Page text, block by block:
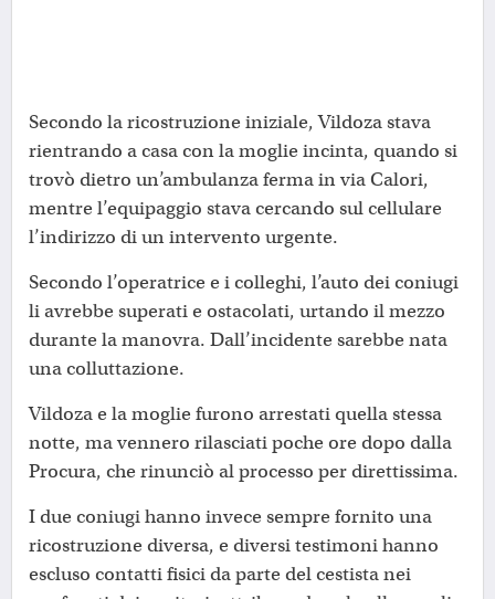
Secondo la ricostruzione iniziale, Vildoza stava
rientrando a casa con la moglie incinta, quando si
trovò dietro un’ambulanza ferma in via Calori,
mentre l’equipaggio stava cercando sul cellulare
l’indirizzo di un intervento urgente.
Secondo l’operatrice e i colleghi, l’auto dei coniugi
li avrebbe superati e ostacolati, urtando il mezzo
durante la manovra. Dall’incidente sarebbe nata
una colluttazione.
Vildoza e la moglie furono arrestati quella stessa
notte, ma vennero rilasciati poche ore dopo dalla
Procura, che rinunciò al processo per direttissima.
I due coniugi hanno invece sempre fornito una
ricostruzione diversa, e diversi testimoni hanno
escluso contatti fisici da parte del cestista nei